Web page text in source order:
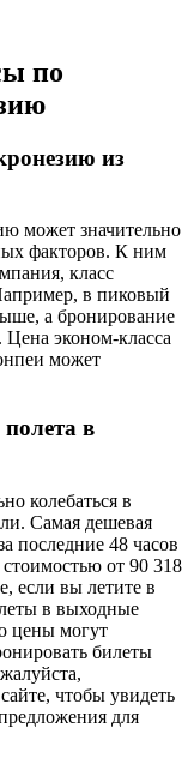
по
из
может значительно
факторов. К ним
класс
в пиковый
а бронирование
Цена эконом-класса
может
в
колебаться в
Самая дешевая
последние 48 часов
от 90 318
если вы летите в
в выходные
цены могут
билеты
чтобы увидеть
для